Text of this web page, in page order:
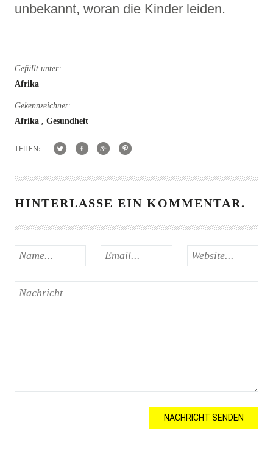
unbekannt, woran die Kinder leiden.
Gefüllt unter:
Afrika
Gekennzeichnet:
Afrika
Gesundheit
TEILEN:
HINTERLASSE EIN KOMMENTAR.